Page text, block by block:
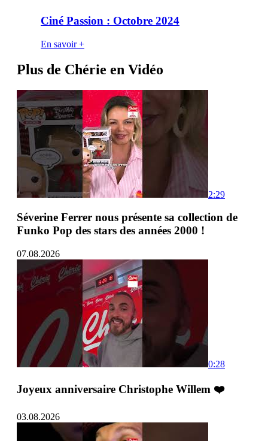
Ciné Passion : Octobre 2024
En savoir +
Plus de Chérie en Vidéo
2:29
Séverine Ferrer nous présente sa collection de
Funko Pop des stars des années 2000 !
07.08.2026
0:28
Joyeux anniversaire Christophe Willem ❤️
03.08.2026